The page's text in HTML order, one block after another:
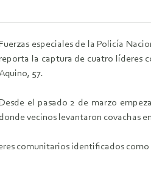
Fuerzas especiales de la Policía
reporta la captura de cuatro líderes
57.
Desde el pasado 2 de marzo
donde vecinos levantaron covachas
comunitarios identificados como